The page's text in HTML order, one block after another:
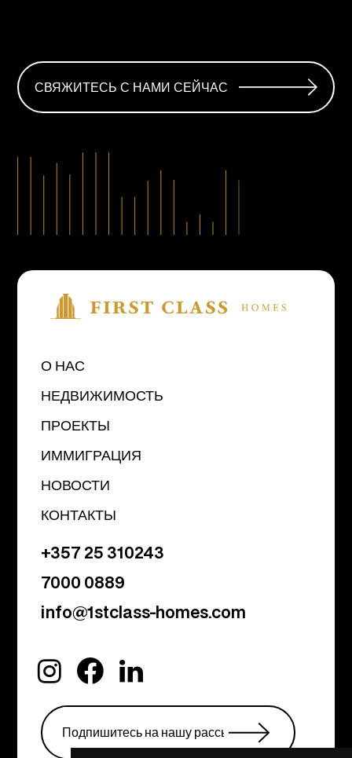
СВЯЖИТЕСЬ С НАМИ СЕЙЧАС
О НАС
НЕДВИЖИМОСТЬ
ПРОЕКТЫ
ИММИГРАЦИЯ
НОВОСТИ
КОНТАКТЫ
+357 25 310243
7000 0889
info@1stclass-homes.com